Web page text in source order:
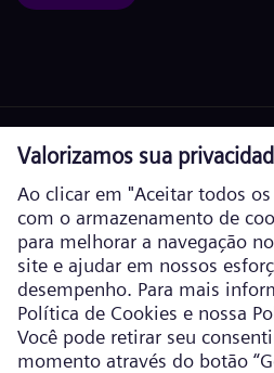
Política de Cookies
Informações corporativas
Siemens Energy é uma marca comercial
Siemens Energy, 2026